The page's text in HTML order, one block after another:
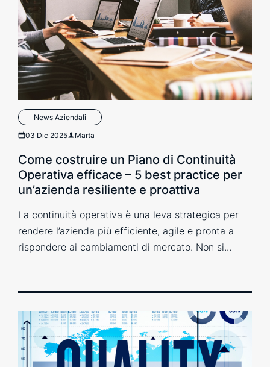
News Aziendali
03 Dic 2025 Marta
Come costruire un Piano di Continuità
Operativa efficace – 5 best practice per
un’azienda resiliente e proattiva
La continuità operativa è una leva strategica per
rendere l’azienda più efficiente, agile e pronta a
rispondere ai cambiamenti di mercato. Non si...